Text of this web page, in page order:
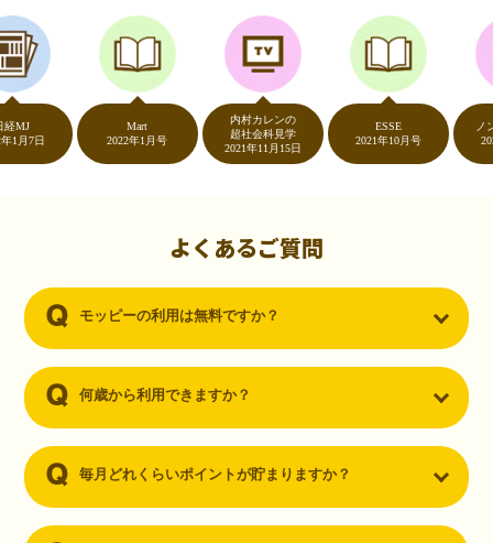
友達に勧められてモッピーをはじめました。空いた時間にスマホで買
い物をすることが多いのですが、モッピーを経由するだけでショップ
のポイントとモッピーのポイントが二重で貯まることを知り、ビック
リ…！いつものネットショッピングをモッピーを経由するだけでポイ
ントが貯まるなんて…もっと早く教えてほしかった～！貯まったポイ
ントはギフト券に交換して、プチ贅沢を楽しんでます♪
（30代・男性）
ーを知りました。クレジットカードを発行するだけでポイントが貯ま
るならと無料登録して、クレジットカードの発行やアプリダウンロー
日
2022年1月号
内村カレンの
超社会科見学
2021年11月15日
2021年10月号
ノンスト
2020年5
よくあるご質問
モッピーの利用は無料ですか？
何歳から利用できますか？
毎月どれくらいポイントが貯まりますか？